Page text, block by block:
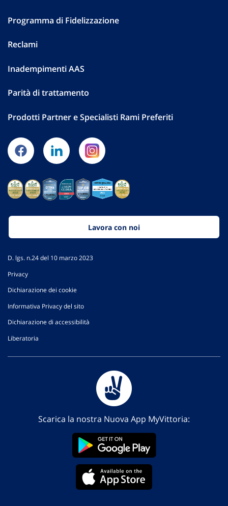
Programma di Fidelizzazione
Reclami
Inadempimenti AAS
Parità di trattamento
Prodotti Partner e Specialisti Rami Preferiti
Lavora con noi
D. lgs. n.24 del 10 marzo 2023
Privacy
Dichiarazione dei cookie
Informativa Privacy del sito
Dichiarazione di accessibilità
Liberatoria
Scarica la nostra Nuova App MyVittoria: